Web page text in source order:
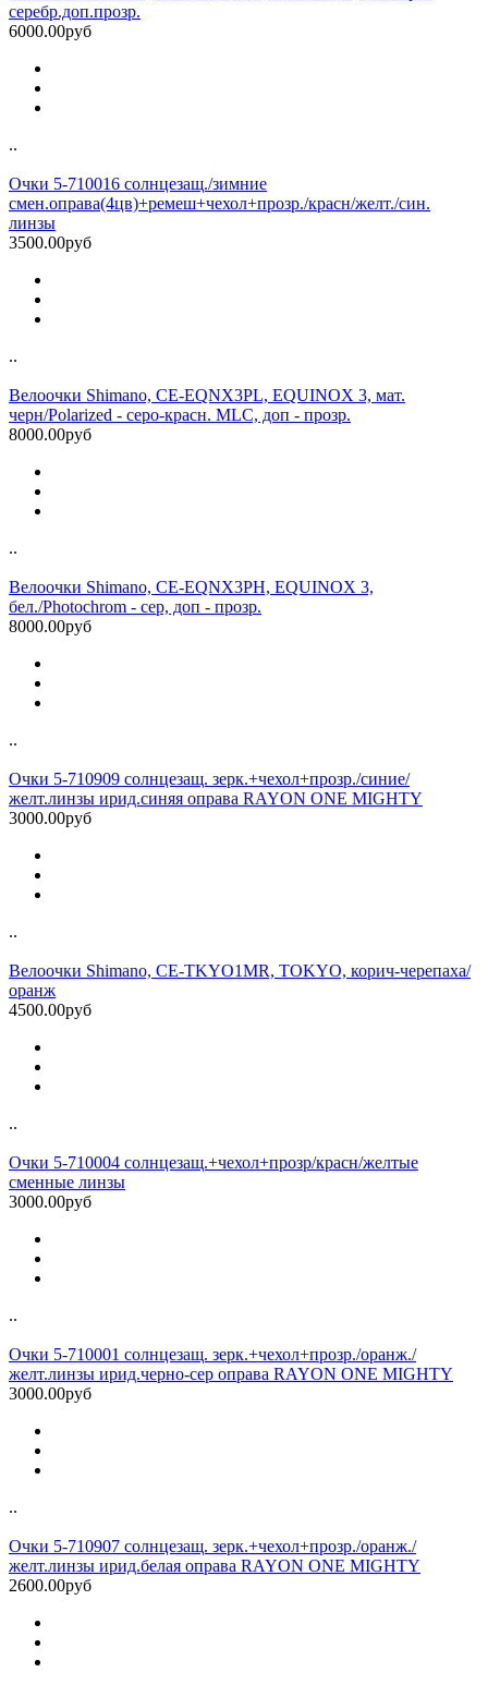
серебр.доп.прозр.
6000.00руб
..
Очки 5-710016 солнцезащ./зимние
смен.оправа(4цв)+ремеш+чехол+прозр./красн/желт./син.
линзы
3500.00руб
..
Велоочки Shimano, CE-EQNX3PL, EQUINOX 3, мат.
черн/Polarized - серо-красн. MLC, доп - прозр.
8000.00руб
..
Велоочки Shimano, CE-EQNX3PH, EQUINOX 3,
бел./Photochrom - сер, доп - прозр.
8000.00руб
..
Очки 5-710909 солнцезащ. зерк.+чехол+прозр./синие/
желт.линзы ирид.синяя оправа RAYON ONE MIGHTY
3000.00руб
..
Велоочки Shimano, CE-TKYO1MR, TOKYO, корич-черепаха/
оранж
4500.00руб
..
Очки 5-710004 солнцезащ.+чехол+прозр/красн/желтые
сменные линзы
3000.00руб
..
Очки 5-710001 солнцезащ. зерк.+чехол+прозр./оранж./
желт.линзы ирид.черно-сер оправа RAYON ONE MIGHTY
3000.00руб
..
Очки 5-710907 солнцезащ. зерк.+чехол+прозр./оранж./
желт.линзы ирид.белая оправа RAYON ONE MIGHTY
2600.00руб